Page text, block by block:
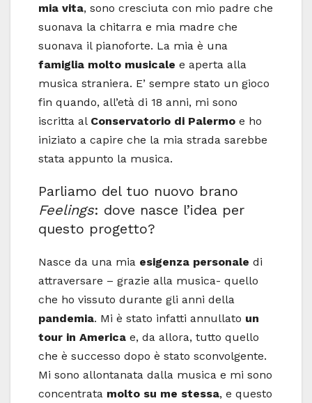
mia vita, sono cresciuta con mio padre che
suonava la chitarra e mia madre che
suonava il pianoforte. La mia è una
famiglia molto musicale e aperta alla
musica straniera. E’ sempre stato un gioco
fin quando, all’età di 18 anni, mi sono
iscritta al Conservatorio di Palermo e ho
iniziato a capire che la mia strada sarebbe
stata appunto la musica.
Parliamo del tuo nuovo brano
Feelings: dove nasce l’idea per
questo progetto?
Nasce da una mia esigenza personale di
attraversare – grazie alla musica- quello
che ho vissuto durante gli anni della
pandemia. Mi è stato infatti annullato un
tour in America e, da allora, tutto quello
che è successo dopo è stato sconvolgente.
Mi sono allontanata dalla musica e mi sono
concentrata molto su me stessa, e questo